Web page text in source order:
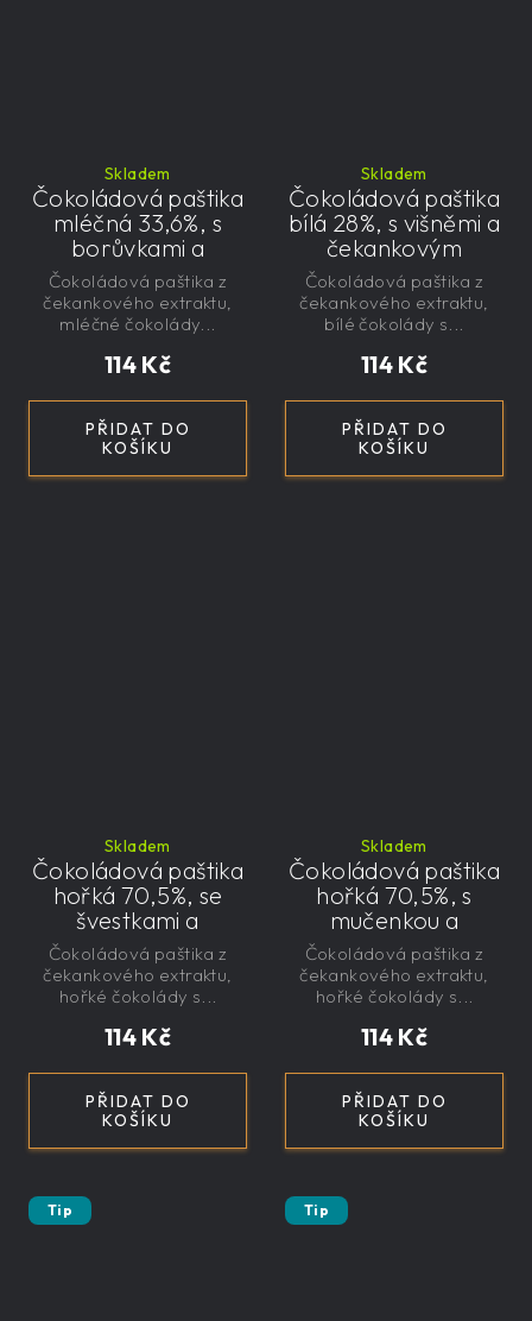
Skladem
Čokoládová paštika
mléčná 33,6%, s
borůvkami a
čekankovým
sirupem 100g -
nízkokalorická,
114 Kč
PŘIDAT DO
KOŠÍKU
Čokoládová paštika z
čekankového extraktu,
mléčné čokolády...
Skladem
Čokoládová paštika
bílá 28%, s višněmi a
čekankovým
sirupem 100g -
nízkokalorická,
řemeslná
114 Kč
PŘIDAT DO
KOŠÍKU
Čokoládová paštika z
čekankového extraktu,
bílé čokolády s...
Skladem
Čokoládová paštika
hořká 70,5%, se
švestkami a
čekankovým
sirupem 100g -
nízkokalorická,
114 Kč
PŘIDAT DO
KOŠÍKU
Čokoládová paštika z
čekankového extraktu,
hořké čokolády s...
Skladem
Čokoládová paštika
hořká 70,5%, s
mučenkou a
čekankovým
sirupem 100g -
nízkokalorická,
114 Kč
PŘIDAT DO
KOŠÍKU
Čokoládová paštika z
čekankového extraktu,
hořké čokolády s...
Tip Tip